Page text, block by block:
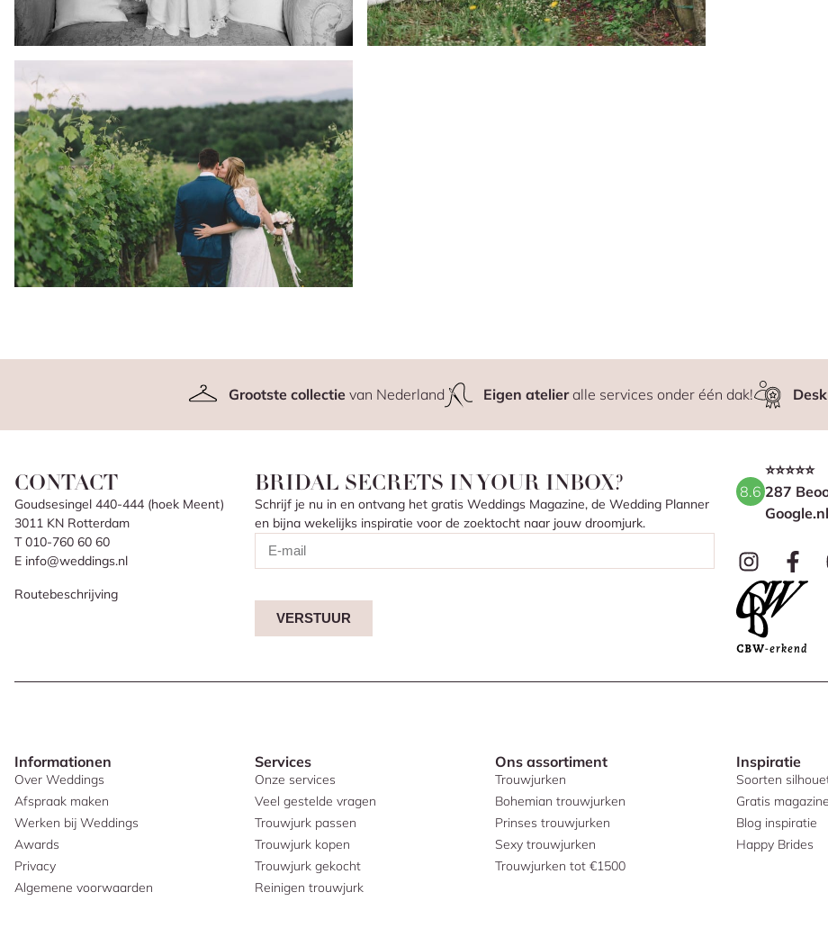
Grootste collectievan Nederland Eigen atelieralle services onder één dak!
CONTACT
Goudsesingel 440-444 (hoek Meent)
3011 KN Rotterdam
T 010-760 60 60
E info@weddings.nl
Routebeschrijving
BRIDAL SECRETS IN YOUR INBOX?
Schrijf je nu in en ontvang het gratis Weddings Magazine, de Wedding Planner
en bijna wekelijks inspiratie voor de zoektocht naar jouw droomjurk.
VERSTUUR
8.6
⭐⭐⭐⭐⭐
287
Google.nl
Informationen
Over Weddings
Afspraak maken
Werken bij Weddings
Awards
Privacy
Algemene voorwaarden
Services
Onze services
Veel gestelde vragen
Trouwjurk passen
Trouwjurk kopen
Trouwjurk gekocht
Reinigen trouwjurk
Ons assortiment
Trouwjurken
Bohemian trouwjurken
Prinses trouwjurken
Sexy trouwjurken
Trouwjurken tot €1500
Inspiratie
Soorten
Gratis magazine
Blog inspiratie
Happy Brides